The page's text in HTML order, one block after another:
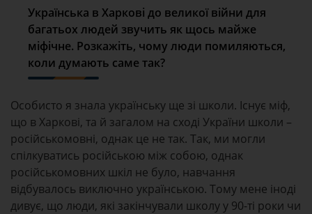
Українська в Харкові до великої війни для
багатьох людей звучить як щось майже
міфічне. Розкажіть, чому люди помиляються,
коли думають саме так?
Особисто я знала українську ще зі школи. Існує міф,
що в Харкові, та й загалом на сході України школи –
російськомовні, однак це не так. Так, ми могли
спілкуватись російською між собою, однак
російськомовних шкіл не було, навчання
відбувалось виключно українською. Тому мене іноді
дивує, що люди, які закінчували школу у 90-ті роки чи